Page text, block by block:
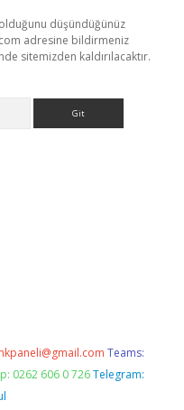
düşündüğünüz
adresine bildirmeniz
sitemizden kaldırılacaktır.
Teams:
0262 606 0 726 Telegram: